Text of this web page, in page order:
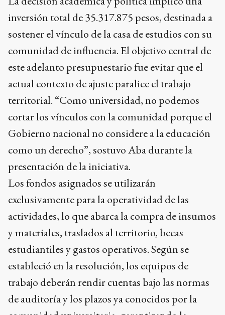
este adelanto presupuestario fue evitar que el
actual contexto de ajuste paralice el trabajo
territorial. “Como universidad, no podemos
cortar los vínculos con la comunidad porque el
Gobierno nacional no considere a la educación
como un derecho”, sostuvo Aba durante la
presentación de la iniciativa.
Los fondos asignados se utilizarán
exclusivamente para la operatividad de las
actividades, lo que abarca la compra de insumos
y materiales, traslados al territorio, becas
estudiantiles y gastos operativos. Según se
estableció en la resolución, los equipos de
trabajo deberán rendir cuentas bajo las normas
de auditoría y los plazos ya conocidos por la
comunidad universitaria, garantizando la
transparencia en el uso del dinero público
frente a los controles institucionales vigentes.